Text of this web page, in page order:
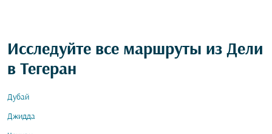
Исследуйте все маршруты из Дели
в Тегеран
Дубай
Джидда